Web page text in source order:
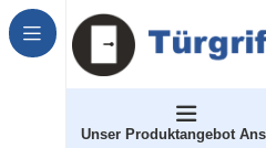
Unser Produktangebot